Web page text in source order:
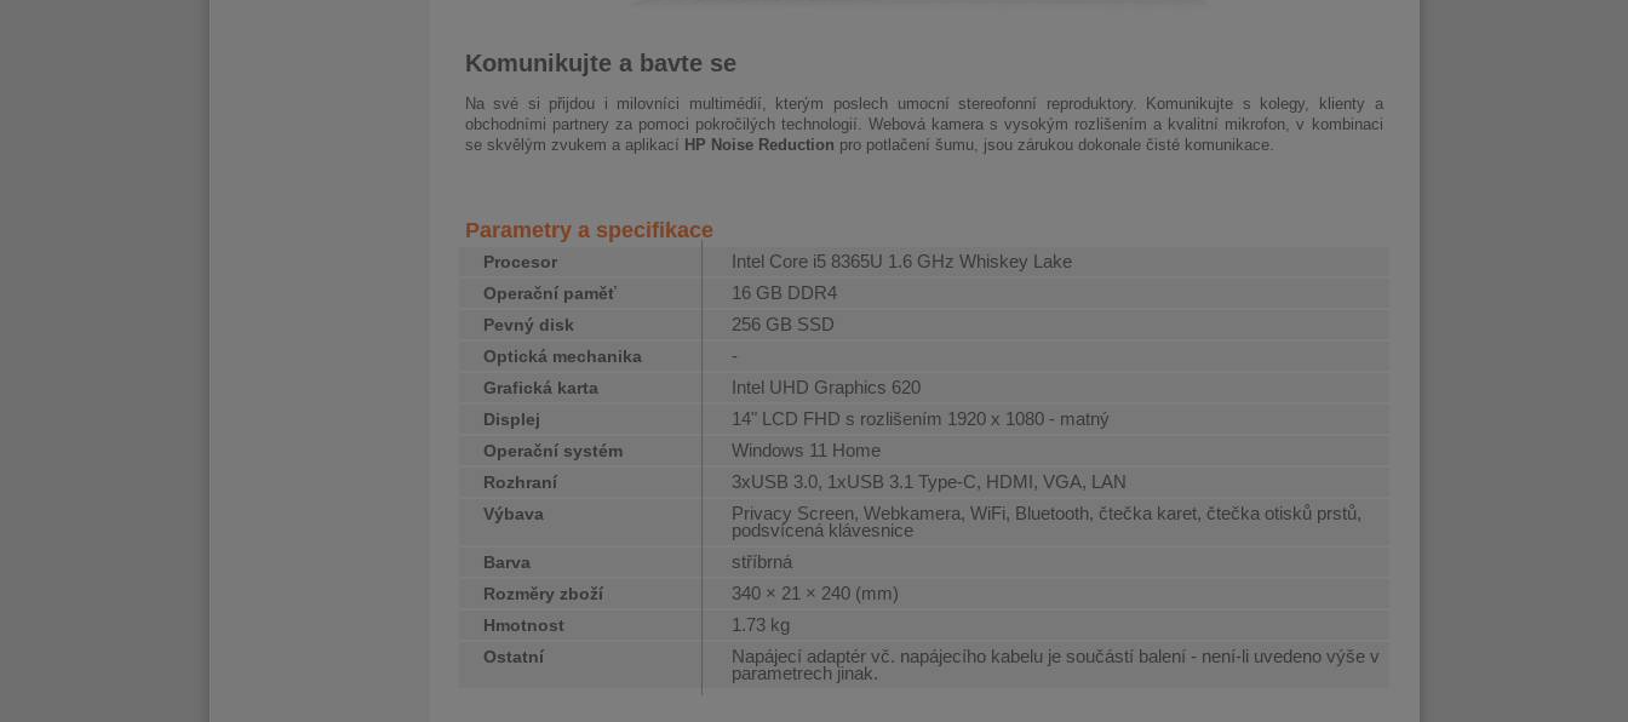
Komunikujte a bavte se
Na své si přijdou i milovníci multimédií, kterým poslech umocní stereofonní reproduktory. Komunikujte s kolegy, klienty a
obchodními partnery za pomoci pokročilých technologií. Webová kamera s vysokým rozlišením a kvalitní mikrofon, v kombinaci
se skvělým zvukem a aplikací HP Noise Reduction pro potlačení šumu, jsou zárukou dokonale čisté komunikace.
Parametry a specifikace
Procesor Intel Core i5 8365U 1.6 GHz Whiskey Lake
Operační paměť 16 GB DDR4
Pevný disk 256 GB SSD
Optická mechanika -
Grafická karta Intel UHD Graphics 620
Displej 14" LCD FHD s rozlišením 1920 x 1080 - matný
Operační systém Windows 11 Home
Rozhraní 3xUSB 3.0, 1xUSB 3.1 Type-C, HDMI, VGA, LAN
Výbava
Privacy Screen, Webkamera, WiFi, Bluetooth, čtečka karet, čtečka otisků prstů,
podsvícená klávesnice
Barva stříbrná
Rozměry zboží 340 × 21 × 240 (mm)
Hmotnost 1.73 kg
Ostatní
Napájecí adaptér vč. napájecího kabelu je součástí balení - není-li uvedeno výše v
parametrech jinak.